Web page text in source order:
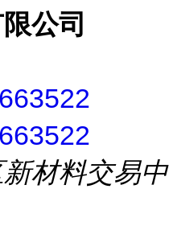
公司
材料交易中